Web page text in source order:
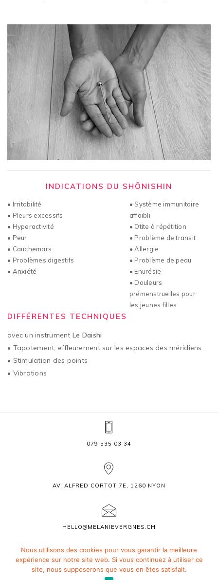
INDICATIONS DU SHÕNISHIN
• Irritabilité
• Pleurs excessifs
• Hyperactivité
• Peur
• Cauchemars
• Problèmes digestifs
• Anxiété
• Système immunitaire
affaibli
• Otite à répétition
• Problème de transit
• Allergie
• Problème de peau
• Enurésie
• Douleurs
prémenstruelles pour
les jeunes filles
DIFFÉRENTES TECHNIQUES
avec un instrument Le Daishi
• Tapotement, effleurement sur les espaces des méridiens
• Stimulation des points
• Vibrations
079 535 03 34
AV. ALFRED CORTOT 7E, 1260 NYON
HELLO@MELANIEVERGNES.CH
© 2023 COPYRIGHT | MÉLANIE VERGNES | ALL RIGHTS RESERVED |
DESIGN BY ONASDESIGN
Nous utilisons des cookies pour vous garantir la meilleure
expérience sur notre site web. Si vous continuez à utiliser ce
site, nous supposerons que vous en êtes satisfait.